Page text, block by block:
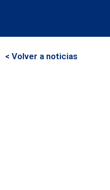
< Volver a noticias